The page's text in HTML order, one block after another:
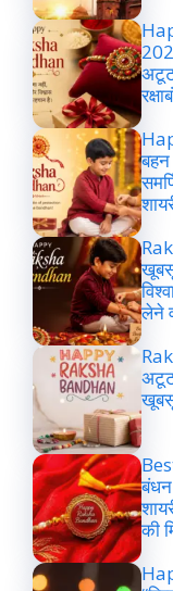
लेने
की